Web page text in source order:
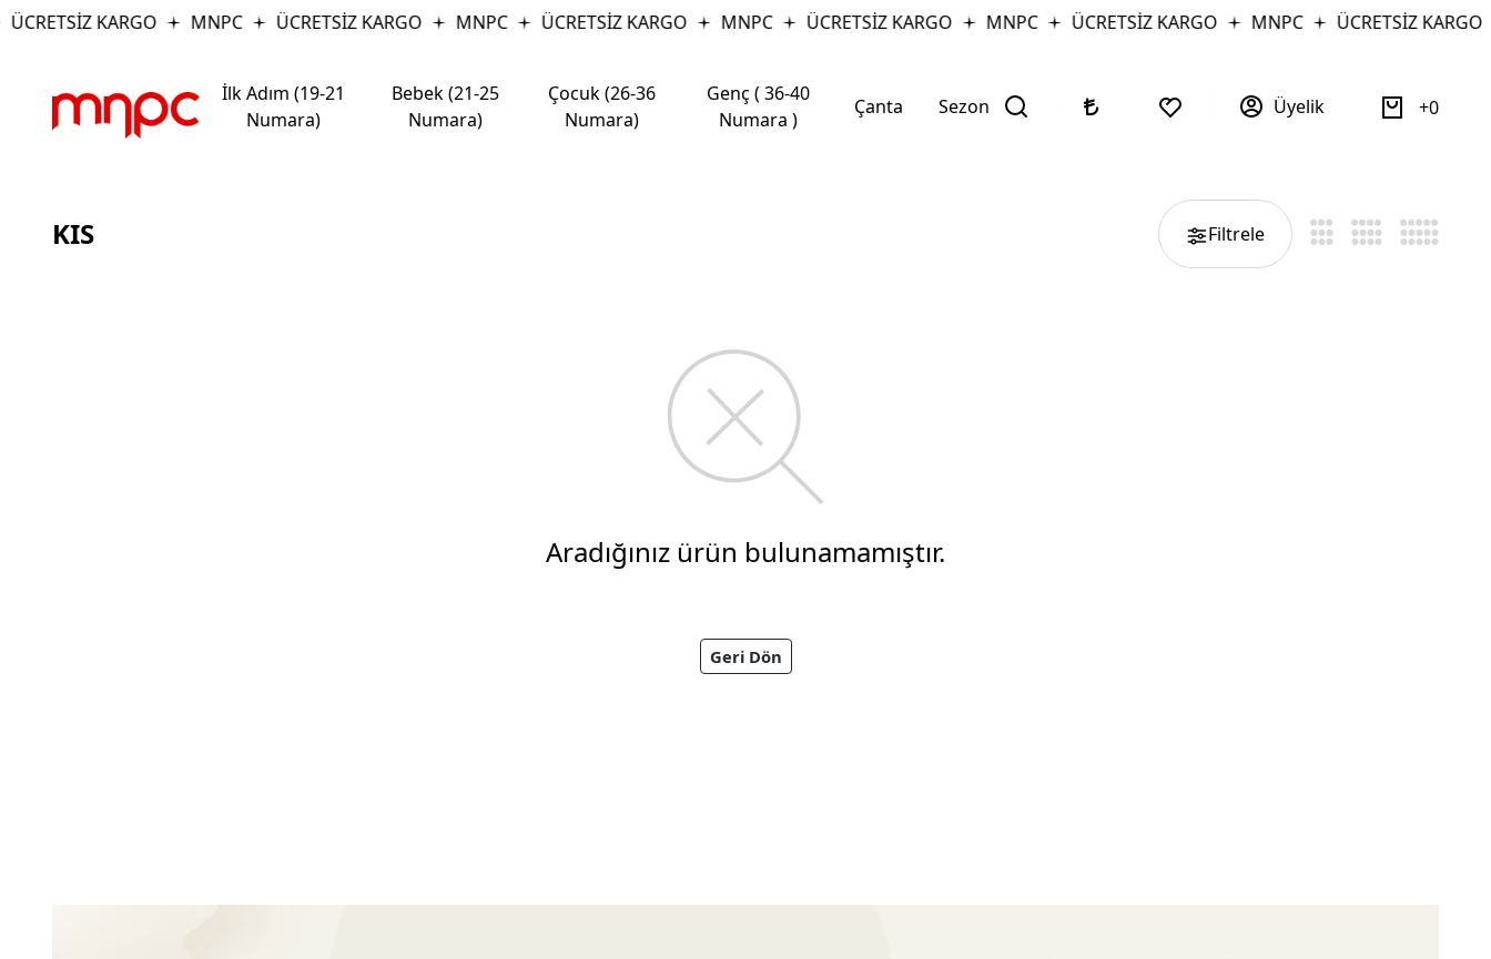
ÜCRETSİZ KARGO MNPC ÜCRETSİZ KARGO MNPC ÜCRETSİZ KARGO MNPC ÜCRETSİZ KARGO MNPC ÜCRETSİZ KARGO MNPC ÜCRETSİZ KARGO
İlk Adım (19-21
Numara)
Bebek (21-25
Numara)
Çocuk (26-36
Numara)
Genç ( 36-40
Numara )
Çanta Sezon Üyelik 0
KIS Filtrele
Aradığınız ürün bulunamamıştır.
Geri Dön